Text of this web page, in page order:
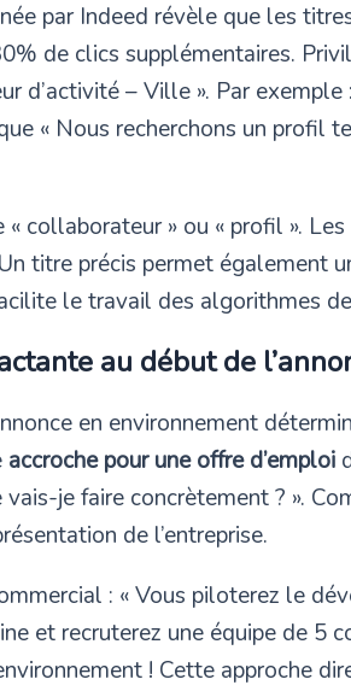
par Indeed révèle que les
de clics supplémentaires.
d’activité – Ville ». Par exemple
« Nous recherchons un profil
collaborateur » ou « profil ».
titre précis permet également
le travail des algorithmes
au début de
en environnement
accroche pour une offre d’emploi
je faire concrètement ? ».
de l’entreprise.
: « Vous piloterez le
et recruterez une équipe de 5
! Cette approche